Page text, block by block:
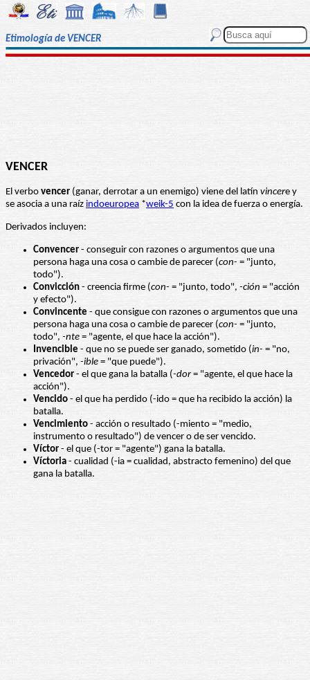
Etimología de VENCER
VENCER
El verbo vencer (ganar, derrotar a un enemigo) viene del latín vincere y
se asocia a una raíz indoeuropea *weik-5 con la idea de fuerza o energía.
Derivados incluyen:
Convencer - conseguir con razones o argumentos que una
persona haga una cosa o cambie de parecer (con- = "junto,
todo").
Convicción - creencia firme (con- = "junto, todo", -ción = "acción
y efecto").
Convincente - que consigue con razones o argumentos que una
persona haga una cosa o cambie de parecer (con- = "junto,
todo", -nte = "agente, el que hace la acción").
Invencible - que no se puede ser ganado, sometido (in- = "no,
privación", -ible = "que puede").
Vencedor - el que gana la batalla (-dor= "agente, el que hace la
acción").
Vencido - el que ha perdido (-ido = que ha recibido la acción) la
batalla.
Vencimiento - acción o resultado (-miento = "medio,
instrumento o resultado") de vencer o de ser vencido.
Víctor - el que (-tor = "agente") gana la batalla.
Víctoria - cualidad (-ia = cualidad, abstracto femenino) del que
gana la batalla.